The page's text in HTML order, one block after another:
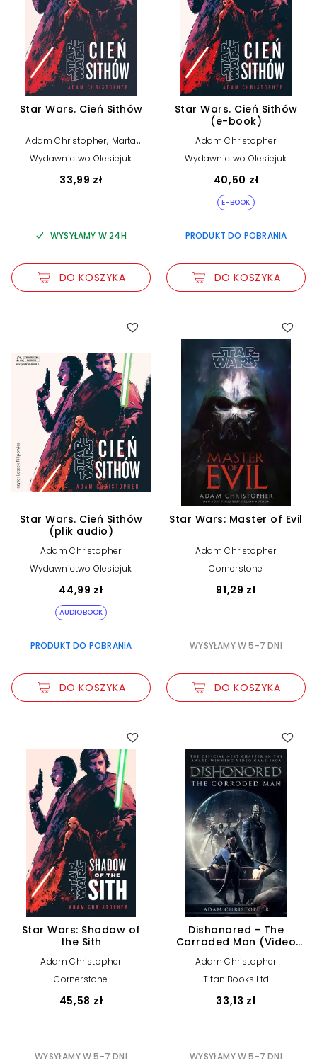
Star Wars. Cień Sithów
Adam Christopher, Marta
Duda-Gryc (tłum.)
Wydawnictwo Olesiejuk
33,99 zł
WYSYŁAMY W 24H
DO KOSZYKA
Star Wars. Cień Sithów
(e-book)
Adam Christopher
Wydawnictwo Olesiejuk
40,50 zł
E-BOOK
PRODUKT DO POBRANIA
DO KOSZYKA
Star Wars. Cień Sithów
(plik audio)
Adam Christopher
Wydawnictwo Olesiejuk
44,99 zł
AUDIOBOOK
PRODUKT DO POBRANIA
DO KOSZYKA
Star Wars: Master of Evil
Adam Christopher
Cornerstone
91,29 zł
WYSYŁAMY W 5-7 DNI
DO KOSZYKA
Star Wars: Shadow of
the Sith
Adam Christopher
Cornerstone
45,58 zł
WYSYŁAMY W 5-7 DNI
Dishonored - The
Corroded Man (Video
Adam Christopher
Titan Books Ltd
33,13 zł
WYSYŁAMY W 5-7 DNI